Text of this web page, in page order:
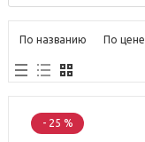
По названию По цене
- 25 %